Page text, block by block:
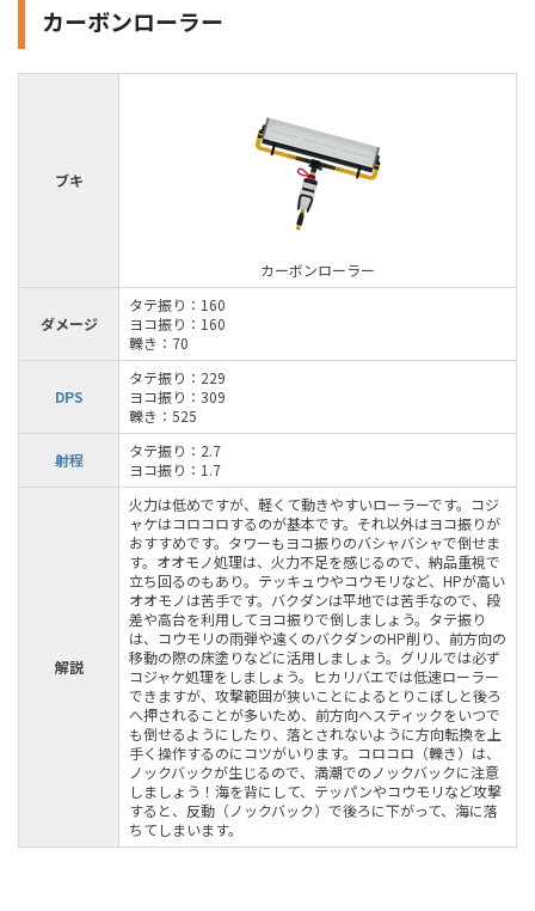
カーボンローラー
ブキ
カーボンローラー
ダメージ
タテ振り：160
ヨコ振り：160
轢き：70
DPS
タテ振り：229
ヨコ振り：309
轢き：525
射程
タテ振り：2.7
ヨコ振り：1.7
解説
火力は低めですが、軽くて動きやすいローラーです。コジ
ャケはコロコロするのが基本です。それ以外はヨコ振りが
おすすめです。タワーもヨコ振りのバシャバシャで倒せま
す。オオモノ処理は、火力不足を感じるので、納品重視で
立ち回るのもあり。テッキュウやコウモリなど、HPが高い
オオモノは苦手です。バクダンは平地では苦手なので、段
差や高台を利用してヨコ振りで倒しましょう。タテ振り
は、コウモリの雨弾や遠くのバクダンのHP削り、前方向の
移動の際の床塗りなどに活用しましょう。グリルでは必ず
コジャケ処理をしましょう。ヒカリバエでは低速ローラー
できますが、攻撃範囲が狭いことによるとりこぼしと後ろ
へ押されることが多いため、前方向へスティックをいつで
も倒せるようにしたり、落とされないように方向転換を上
手く操作するのにコツがいります。コロコロ（轢き）は、
ノックバックが生じるので、満潮でのノックバックに注意
しましょう！海を背にして、テッパンやコウモリなど攻撃
すると、反動（ノックバック）で後ろに下がって、海に落
ちてしまいます。